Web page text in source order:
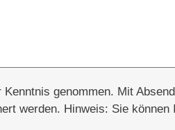
genommen. Mit
werden. Hinweis: Sie